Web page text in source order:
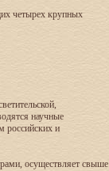
четырех крупных
научные
российских и
осуществляет свыше